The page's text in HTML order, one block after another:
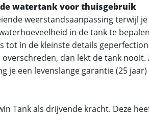
watertank voor thuisgebruik
weerstandsaanpassing terwijl
in de tank te
tot in de kleinste details
dan lekt de tank nooit.
je een levenslange garantie (25
Tank als drijvende kracht. Deze